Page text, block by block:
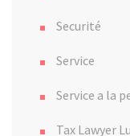
Securité
Service
Service a la
Tax Lawyer